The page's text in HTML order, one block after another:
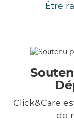
Être
Click&Care
de